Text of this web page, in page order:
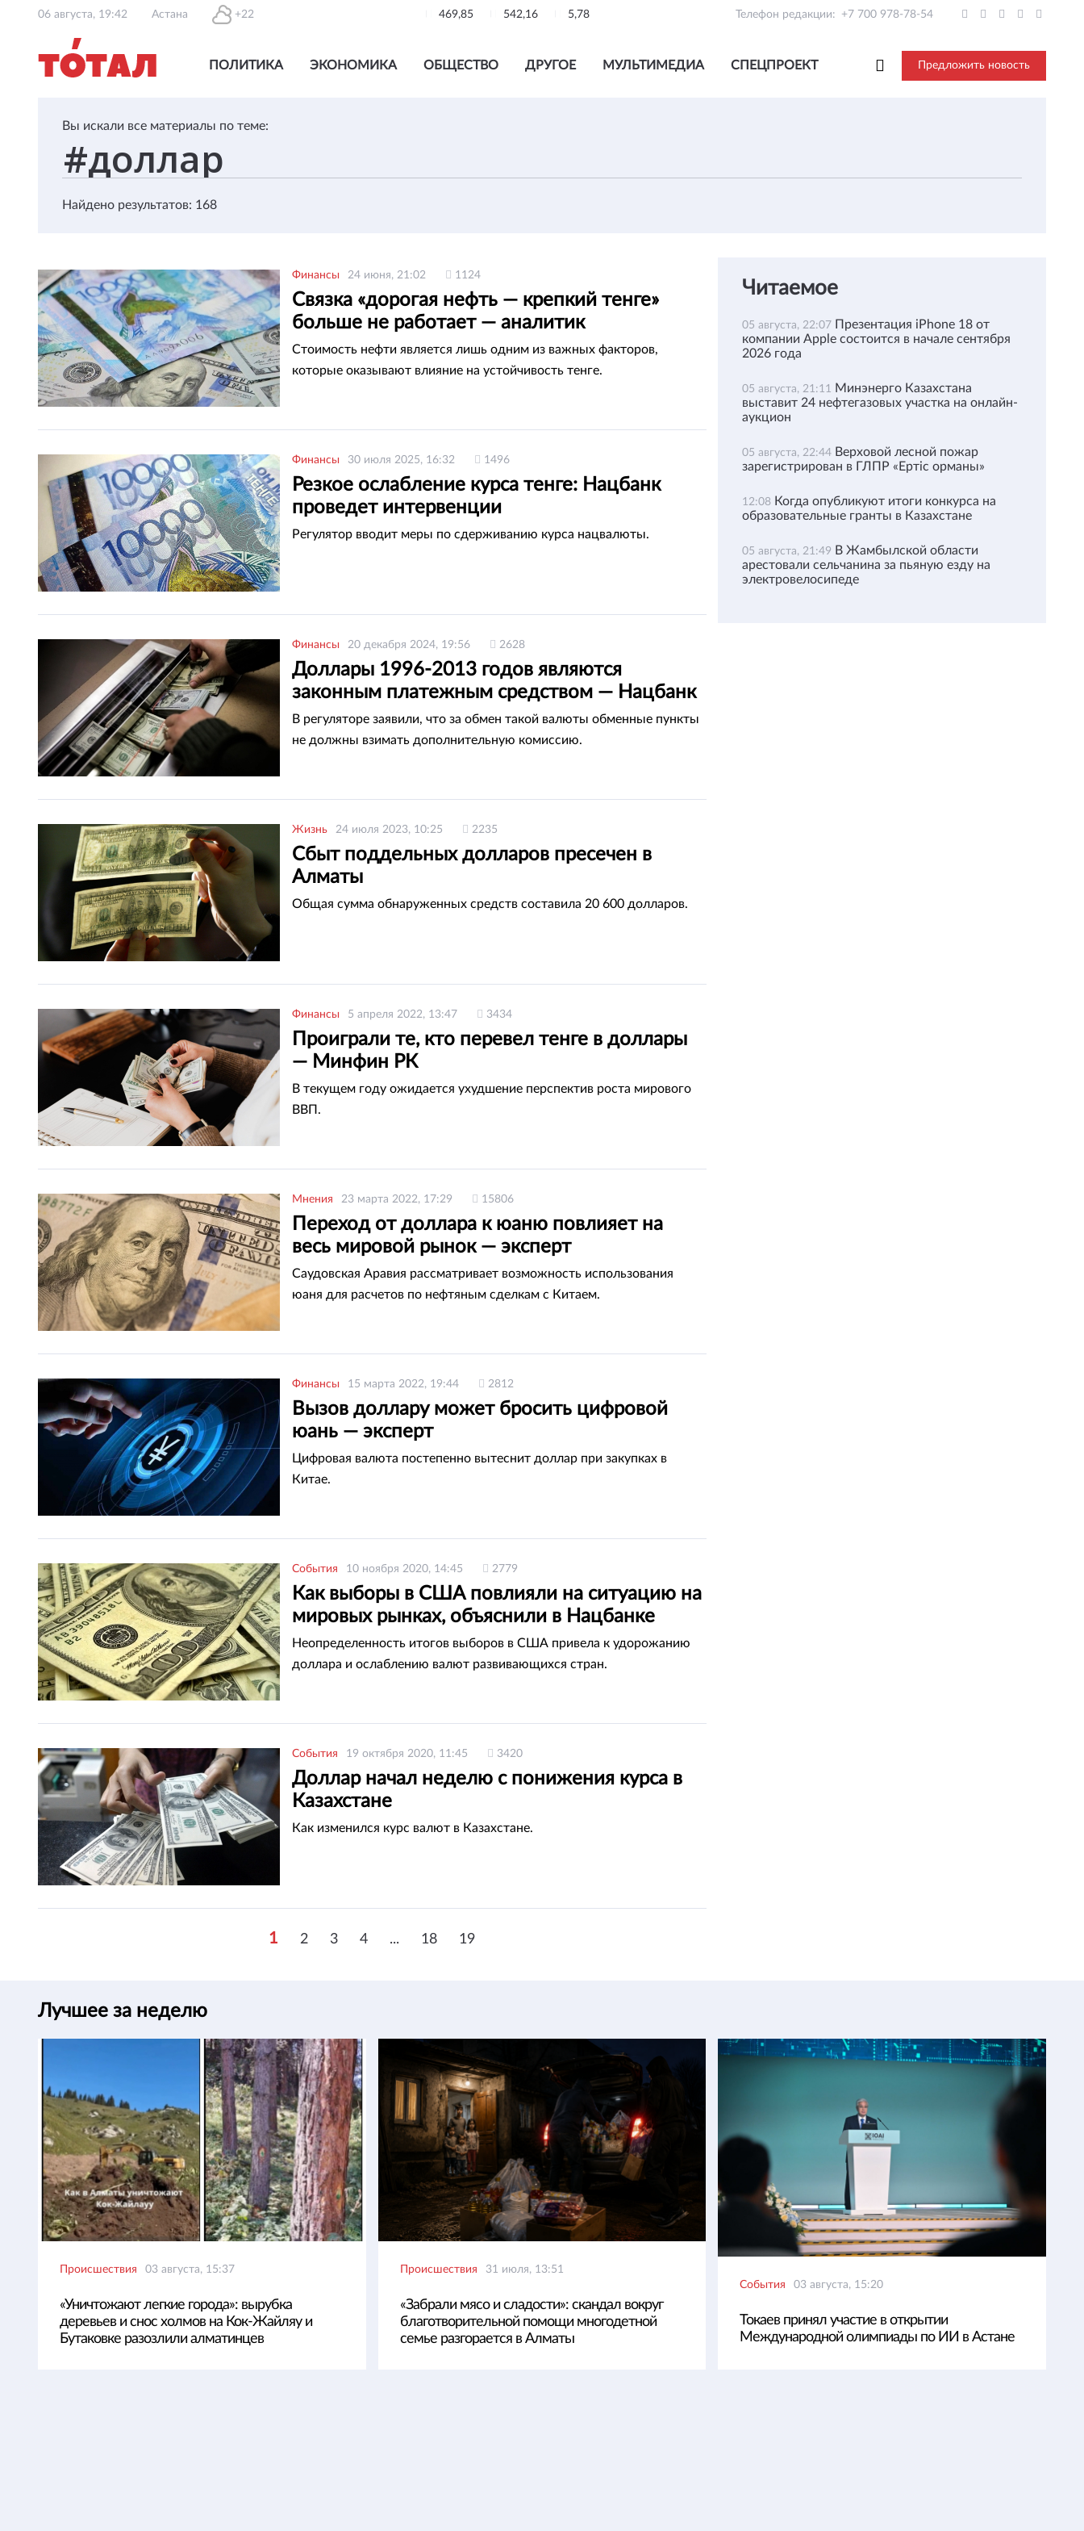
06 августа, 19:42 Астана +22 469,85 542,16 5,78 Телефон редакции: +7 700 978-78-54
ПОЛИТИКА ЭКОНОМИКА ОБЩЕСТВО ДРУГОЕ МУЛЬТИМЕДИА СПЕЦПРОЕКТ Предложить новость
Вы искали все материалы по теме:
Найдено результатов: 168
Финансы 24 июня, 21:02 1124
Связка «дорогая нефть — крепкий тенге»
больше не работает — аналитик
Стоимость нефти является лишь одним из важных факторов,
которые оказывают влияние на устойчивость тенге.
Финансы 30 июля 2025, 16:32 1496
Резкое ослабление курса тенге: Нацбанк
проведет интервенции
Регулятор вводит меры по сдерживанию курса нацвалюты.
Финансы 20 декабря 2024, 19:56 2628
Доллары 1996-2013 годов являются
законным платежным средством — Нацбанк
В регуляторе заявили, что за обмен такой валюты обменные пункты
не должны взимать дополнительную комиссию.
Жизнь 24 июля 2023, 10:25 2235
Сбыт поддельных долларов пресечен в
Алматы
Общая сумма обнаруженных средств составила 20 600 долларов.
Финансы 5 апреля 2022, 13:47 3434
Проиграли те, кто перевел тенге в доллары
— Минфин РК
В текущем году ожидается ухудшение перспектив роста мирового
ВВП.
Мнения 23 марта 2022, 17:29 15806
Переход от доллара к юаню повлияет на
весь мировой рынок — эксперт
Саудовская Аравия рассматривает возможность использования
юаня для расчетов по нефтяным сделкам с Китаем.
Финансы 15 марта 2022, 19:44 2812
Вызов доллару может бросить цифровой
юань — эксперт
Цифровая валюта постепенно вытеснит доллар при закупках в
Китае.
События 10 ноября 2020, 14:45 2779
Как выборы в США повлияли на ситуацию на
мировых рынках, объяснили в Нацбанке
Неопределенность итогов выборов в США привела к удорожанию
доллара и ослаблению валют развивающихся стран.
События 19 октября 2020, 11:45 3420
Доллар начал неделю с понижения курса в
Казахстане
Как изменился курс валют в Казахстане.
1 2 3 4 ... 18 19
Читаемое
05 августа, 22:07 Презентация iPhone 18 от
компании Apple состоится в начале сентября
2026 года
05 августа, 21:11 Минэнерго Казахстана
выставит 24 нефтегазовых участка на онлайн-
аукцион
05 августа, 22:44 Верховой лесной пожар
зарегистрирован в ГЛПР «Ертіс орманы»
12:08 Когда опубликуют итоги конкурса на
образовательные гранты в Казахстане
05 августа, 21:49 В Жамбылской области
арестовали сельчанина за пьяную езду на
электровелосипеде
Лучшее за неделю
Происшествия 03 августа, 15:37
«Уничтожают легкие города»: вырубка
деревьев и снос холмов на Кок-Жайляу и
Бутаковке разозлили алматинцев
Происшествия 31 июля, 13:51
«Забрали мясо и сладости»: скандал вокруг
благотворительной помощи многодетной
семье разгорается в Алматы
События 03 августа, 15:20
Токаев принял участие в открытии
Международной олимпиады по ИИ в Астане